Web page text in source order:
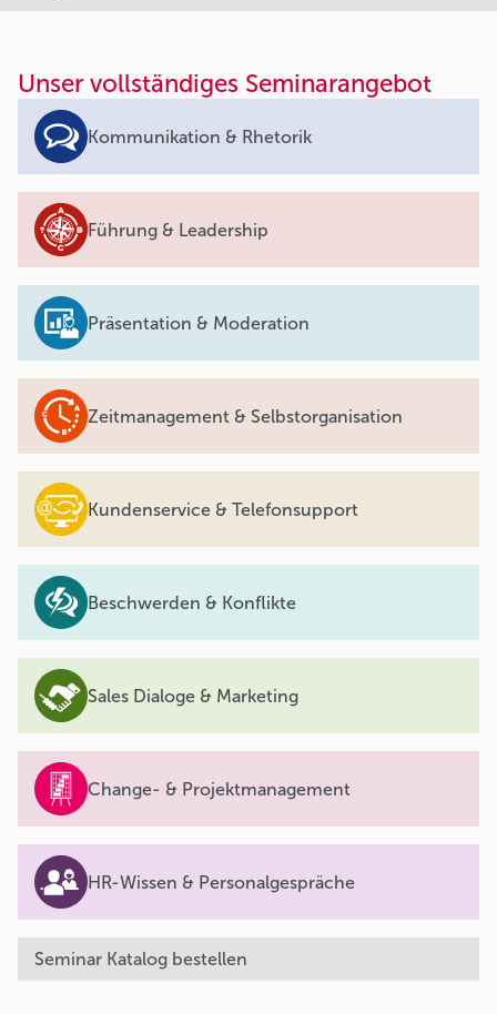
Unser vollständiges Seminarangebot
Kommunikation & Rhetorik
Führung & Leadership
Präsentation & Moderation
Zeitmanagement & Selbstorganisation
Kundenservice & Telefonsupport
Beschwerden & Konflikte
Sales Dialoge & Marketing
Change- & Projektmanagement
HR-Wissen & Personalgespräche
Seminar Katalog bestellen